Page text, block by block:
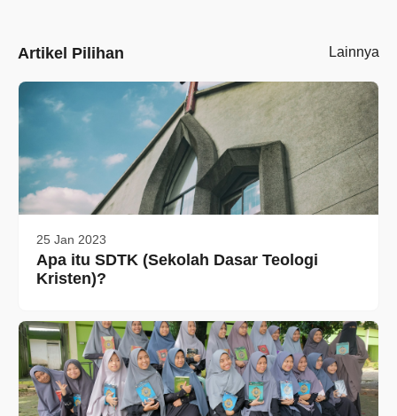
Artikel Pilihan Lainnya
25 Jan 2023
Apa itu SDTK (Sekolah Dasar Teologi
Kristen)?